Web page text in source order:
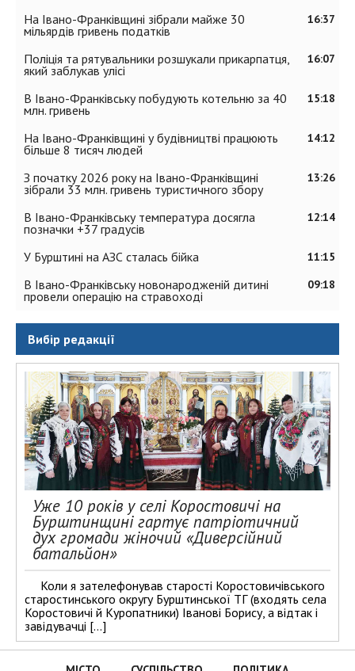
16:37
На Івано-Франківщині зібрали майже 30
мільярдів гривень податків
16:07
Поліція та рятувальники розшукали прикарпатця,
який заблукав улісі
15:18
В Івано-Франківську побудують котельню за 40
млн. гривень
14:12
На Івано-Франківщині у будівництві працюють
більше 8 тисяч людей
13:26
З початку 2026 року на Івано-Франківщині
зібрали 33 млн. гривень туристичного збору
12:14
В Івано-Франківську температура досягла
позначки +37 градусів
11:15
У Бурштині на АЗС сталась бійка
09:18
В Івано-Франківську новонародженій дитині
провели операцію на стравоході
Вибір редакції
Уже 10 років у селі Коростовичі на
Бурштинщині гартує патріотичний
дух громади жіночий «Диверсійний
батальйон»
Коли я зателефонував старості Коростовичівського
старостинського округу Бурштинської ТГ (входять села
Коростовичі й Куропатники) Іванові Борису, а відтак і
завідувачці […]